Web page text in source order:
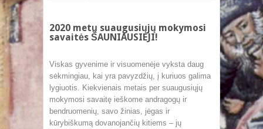
2020 metų suaugusiųjų mokymosi
savaitės ŠAUNIAUSIEJI!
Viskas gyvenime ir visuomenėje vyksta daug
sėkmingiau, kai yra pavyzdžių, į kuriuos galima
lygiuotis. Kiekvienais metais per suaugusiųjų
mokymosi savaitę ieškome andragogų ir
bendruomenių, savo žinias, jėgas ir
kūrybiškumą dovanojančių kitiems – jų